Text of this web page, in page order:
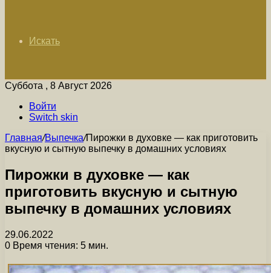
Искать
Суббота , 8 Август 2026
Войти
Switch skin
Главная/Выпечка/Пирожки в духовке — как приготовить
вкусную и сытную выпечку в домашних условиях
Пирожки в духовке — как
приготовить вкусную и сытную
выпечку в домашних условиях
29.06.2022
0 Время чтения: 5 мин.